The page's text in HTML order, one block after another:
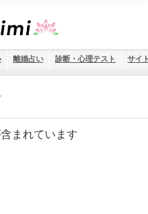
離婚占い 診断・心理テスト サイ
まれています